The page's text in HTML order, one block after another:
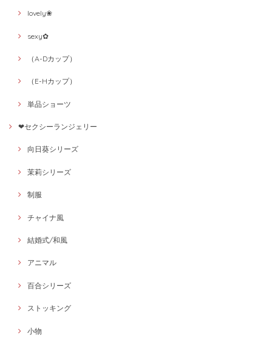
lovely❀
sexy✿
（A-Dカップ）
（E-Hカップ）
単品ショーツ
❤セクシーランジェリー
向日葵シリーズ
茉莉シリーズ
制服
チャイナ風
結婚式/和風
アニマル
百合シリーズ
ストッキング
小物